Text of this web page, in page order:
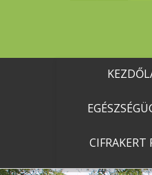
CIFRAKERT